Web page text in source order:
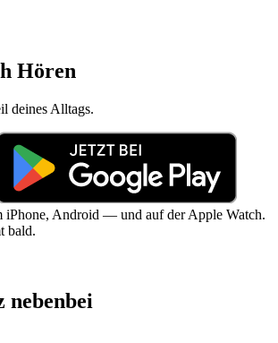
Hören
deines Alltags.
iPhone, Android — und auf der Apple Watch.
bald.
nebenbei